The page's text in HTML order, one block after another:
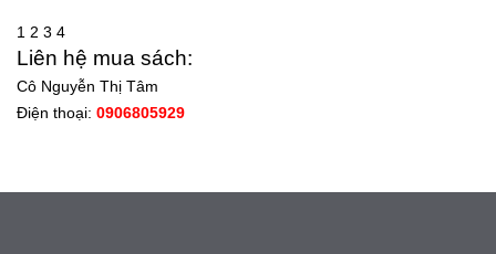
1 2 3 4
Liên hệ mua sách:
Cô Nguyễn Thị Tâm
Điện thoại: 0906805929